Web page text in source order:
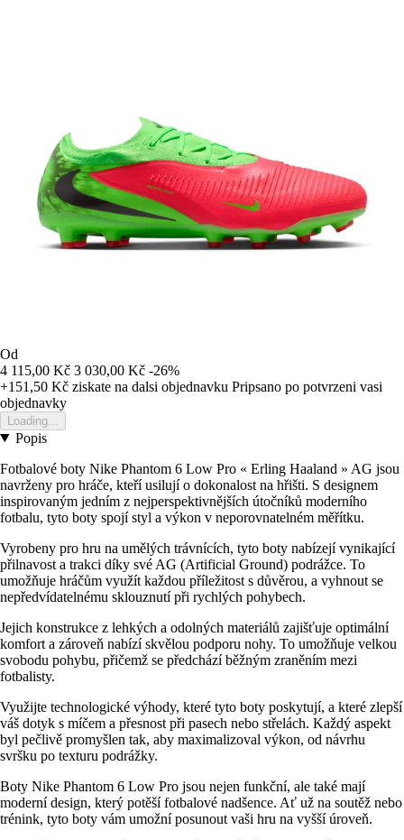
Od
4 115,00 Kč 3 030,00 Kč -26%
+151,50 Kč ziskate na dalsi objednavku Pripsano po potvrzeni vasi
objednavky
Loading...
Popis
Fotbalové boty Nike Phantom 6 Low Pro « Erling Haaland » AG jsou
navrženy pro hráče, kteří usilují o dokonalost na hřišti. S designem
inspirovaným jedním z nejperspektivnějších útočníků moderního
fotbalu, tyto boty spojí styl a výkon v neporovnatelném měřítku.
Vyrobeny pro hru na umělých trávnících, tyto boty nabízejí vynikající
přilnavost a trakci díky své AG (Artificial Ground) podrážce. To
umožňuje hráčům využít každou příležitost s důvěrou, a vyhnout se
nepředvídatelnému sklouznutí při rychlých pohybech.
Jejich konstrukce z lehkých a odolných materiálů zajišťuje optimální
komfort a zároveň nabízí skvělou podporu nohy. To umožňuje velkou
svobodu pohybu, přičemž se předchází běžným zraněním mezi
fotbalisty.
Využijte technologické výhody, které tyto boty poskytují, a které zlepší
váš dotyk s míčem a přesnost při pasech nebo střelách. Každý aspekt
byl pečlivě promyšlen tak, aby maximalizoval výkon, od návrhu
svršku po texturu podrážky.
Boty Nike Phantom 6 Low Pro jsou nejen funkční, ale také mají
moderní design, který potěší fotbalové nadšence. Ať už na soutěž nebo
trénink, tyto boty vám umožní posunout vaši hru na vyšší úroveň.